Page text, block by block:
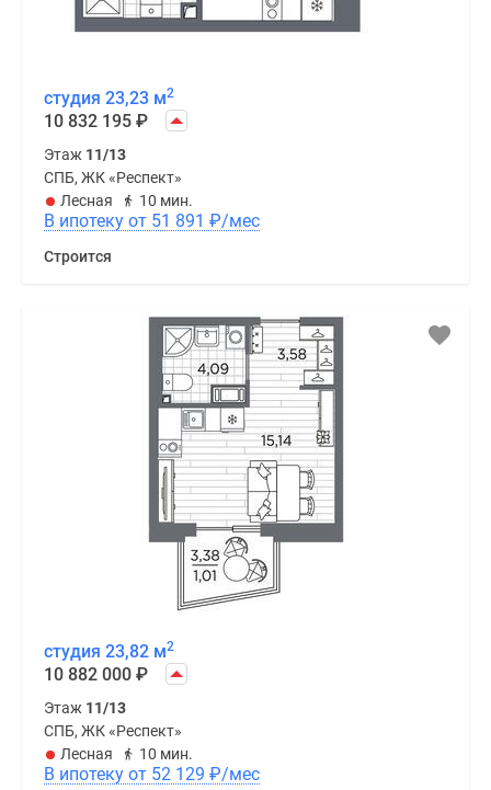
студия 23,23 м2
10 832 195 ₽
Этаж 11/13
СПБ, ЖК «Респект»
Лесная
10 мин.
В ипотеку от 51 891 ₽/мес
Строится
студия 23,82 м2
10 882 000 ₽
Этаж 11/13
СПБ, ЖК «Респект»
Лесная
10 мин.
В ипотеку от 52 129 ₽/мес